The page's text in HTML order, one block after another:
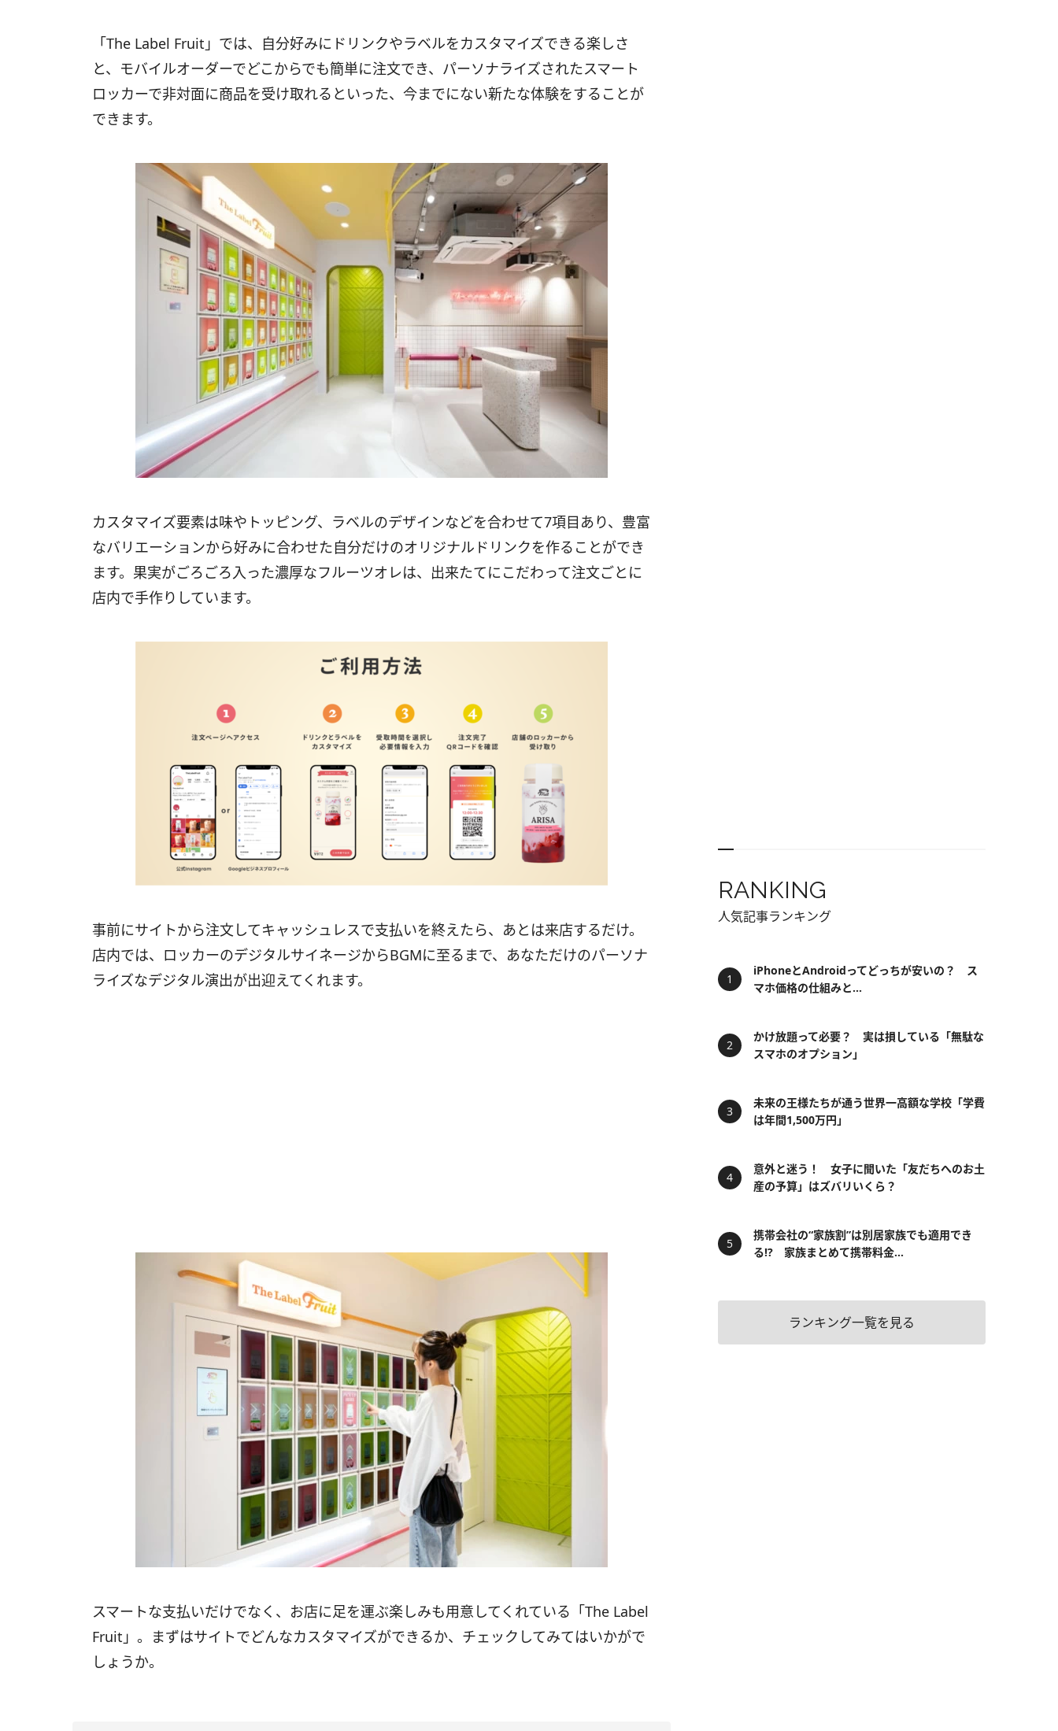
「The Label Fruit」では、自分好みにドリンクやラベルをカスタマイズできる楽しさ
と、モバイルオーダーでどこからでも簡単に注文でき、パーソナライズされたスマート
ロッカーで非対面に商品を受け取れるといった、今までにない新たな体験をすることが
できます。
カスタマイズ要素は味やトッピング、ラベルのデザインなどを合わせて7項目あり、豊富
なバリエーションから好みに合わせた自分だけのオリジナルドリンクを作ることができ
ます。果実がごろごろ入った濃厚なフルーツオレは、出来たてにこだわって注文ごとに
店内で手作りしています。
事前にサイトから注文してキャッシュレスで支払いを終えたら、あとは来店するだけ。
店内では、ロッカーのデジタルサイネージからBGMに至るまで、あなただけのパーソナ
ライズなデジタル演出が出迎えてくれます。
スマートな支払いだけでなく、お店に足を運ぶ楽しみも用意してくれている「The Label
Fruit」。まずはサイトでどんなカスタマイズができるか、チェックしてみてはいかがで
しょうか。
RANKING
人気記事ランキング
iPhoneとAndroidってどっちが安いの？ ス
マホ価格の仕組みと...
かけ放題って必要？ 実は損している「無駄な
スマホのオプション」
未来の王様たちが通う世界一高額な学校「学費
は年間1,500万円」
意外と迷う！ 女子に聞いた「友だちへのお土
産の予算」はズバリいくら？
携帯会社の“家族割”は別居家族でも適用でき
る!? 家族まとめて携帯料金...
ランキング一覧を見る